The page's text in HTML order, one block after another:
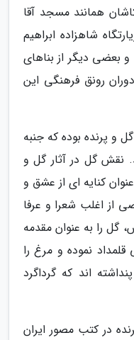
همانند مسجد آقا
شاهزاده ابراهیم
بعضی دیگر از بناهای
رونق فرهنگی این
و پرنده بوده که جنبه
نقش گل در آثار گل و
کنایه ای از عشق و
از اغلب شعرا و عرفا
گل را به عنوان مقدمه
نموده و مرغ را
اند که گرداگرد
در کتب مصور ایران